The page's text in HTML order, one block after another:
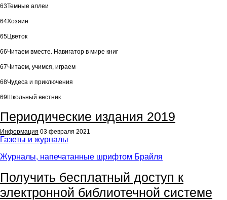
63Темные аллеи
64Хозяин
65Цветок
66Читаем вместе. Навигатор в мире книг
67Читаем, учимся, играем
68Чудеса и приключения
69Школьный вестник
Периодические издания 2019
Информация 03 февраля 2021
Газеты и журналы
Журналы, напечатанные шрифтом Брайля
Получить бесплатный доступ к
электронной библиотечной системе